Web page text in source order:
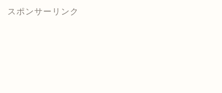
スポンサーリンク